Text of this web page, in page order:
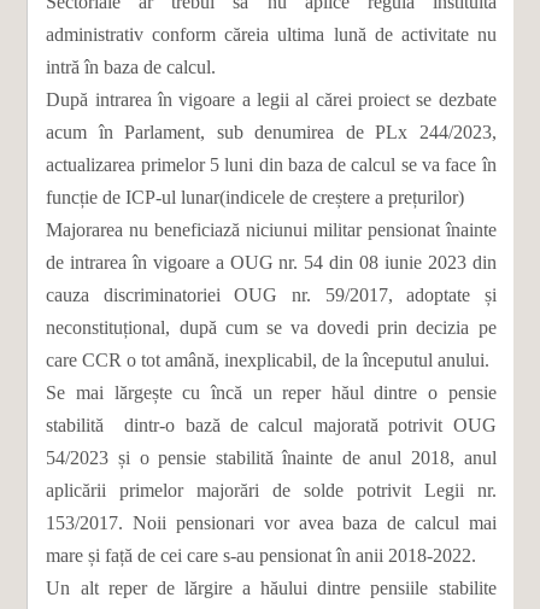
administrativ conform căreia ultima lună de activitate nu
intră în baza de calcul.
După intrarea în vigoare a legii al cărei proiect se dezbate
acum în Parlament, sub denumirea de PLx 244/2023,
actualizarea primelor 5 luni din baza de calcul se va face în
funcție de ICP-ul lunar(indicele de creștere a prețurilor)
Majorarea nu beneficiază niciunui militar pensionat înainte
de intrarea în vigoare a OUG nr. 54 din 08 iunie 2023 din
cauza discriminatoriei OUG nr. 59/2017, adoptate și
neconstituțional, după cum se va dovedi prin decizia pe
care CCR o tot amână, inexplicabil, de la începutul anului.
Se mai lărgește cu încă un reper hăul dintre o pensie
stabilită dintr-o bază de calcul majorată potrivit OUG
54/2023 și o pensie stabilită înainte de anul 2018, anul
aplicării primelor majorări de solde potrivit Legii nr.
153/2017. Noii pensionari vor avea baza de calcul mai
mare și față de cei care s-au pensionat în anii 2018-2022.
Un alt reper de lărgire a hăului dintre pensiile stabilite